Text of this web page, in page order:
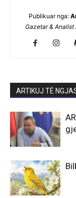
Publikuar nga:
Gazetar &
ARTIKUJ TË